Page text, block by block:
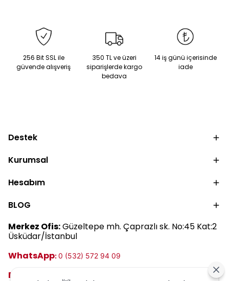
makyaj öncesi
kullanıma kadar güneş
keşfedin.
için tonik, serum ve
nemlendirici kullanımını
256 Bit SSL ile
güvende alışveriş
350 TL ve üzeri
siparişlerde kargo
bedava
14 iş günü içerisinde
iade
Destek
Kurumsal
Hesabım
BLOG
Merkez Ofis:Güzeltepe mh. Çaprazlı sk. No:45 Kat:2
Üsküdar/İstanbul
WhatsApp:0 (532) 572 94 09
E-posta: